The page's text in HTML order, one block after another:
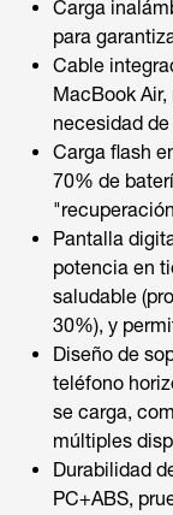
Carga
para
Cable
MacBook
necesidad
Carga flash
70% de
Pantalla
potencia en
saludable
30%), y
Diseño de
teléfono
se carga,
múltiples
Durabilidad
PC+ABS,